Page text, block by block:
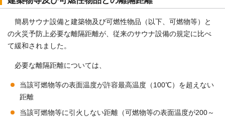
簡易サウナ設備と建築物及び可燃性物品（以下、可燃物等）と
の火災予防上必要な離隔距離が、従来のサウナ設備の規定に比べ
て緩和されました。
必要な離隔距離については、
当該可燃物等の表面温度が許容最高温度（100℃）を超えない
距離
当該可燃物等に引火しない距離（可燃物等の表面温度が200～